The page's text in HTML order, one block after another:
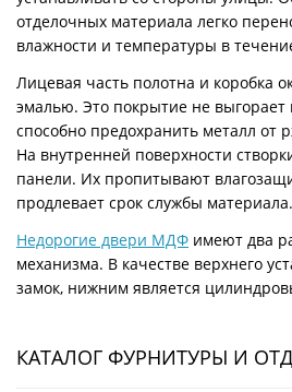
отделочных материала легко
влажности и температуры в
Лицевая часть полотна и коробка
эмалью. Это покрытие не
способно предохранить металл
На внутренней поверхности
панели. Их пропитывают
продлевает срок службы материала.
Недорогие двери МДФ имеют два
механизма. В качестве верхнего
замок, нижним является
КАТАЛОГ ФУРНИТУРЫ И